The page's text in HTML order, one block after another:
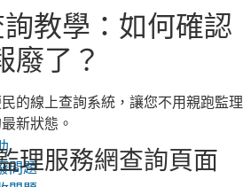
問題
教學：如何確認
廢了？
的線上查詢系統，讓您不用親跑監理
新狀態。
理服務網查詢頁面